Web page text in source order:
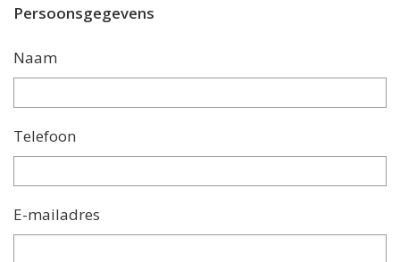
Persoonsgegevens
Naam
Telefoon
E-mailadres